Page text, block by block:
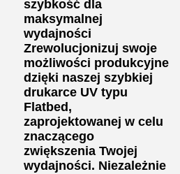
szybkość dla
maksymalnej
wydajności
Zrewolucjonizuj swoje
możliwości produkcyjne
dzięki naszej szybkiej
drukarce UV typu
Flatbed,
zaprojektowanej w celu
znaczącego
zwiększenia Twojej
wydajności. Niezależnie